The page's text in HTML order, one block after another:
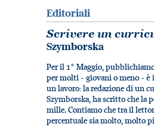
Editoriali
Scrivere un
Szymborska
Per il 1° Maggio,
per molti - giovani o meno -
un lavoro: la redazione di un
Szymborska, ha scritto che la
mille. Contiamo che tra il
percentuale sia molto, molto